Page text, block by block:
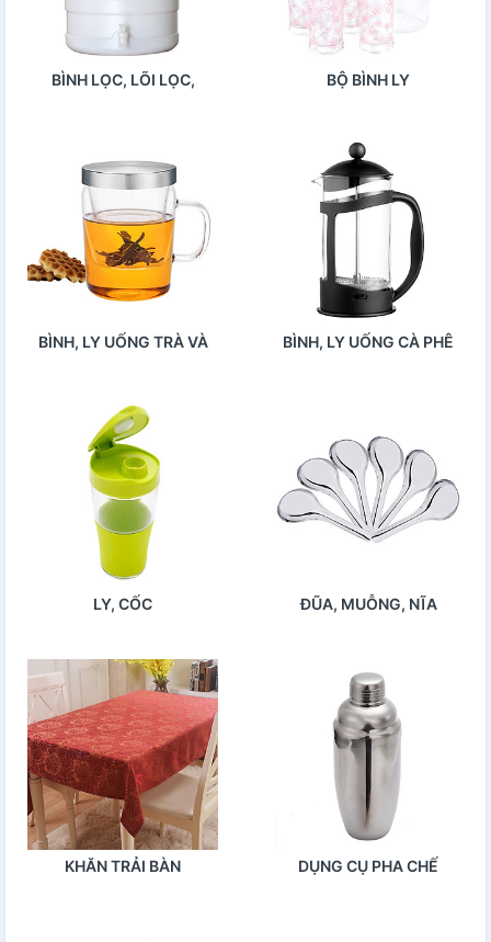
BÌNH LỌC, LÕI LỌC,
BỘ BÌNH LY
BÌNH, LY UỐNG TRÀ VÀ
BÌNH, LY UỐNG CÀ PHÊ
LY, CỐC ĐŨA, MUỖNG, NĨA
KHĂN TRẢI BÀN DỤNG CỤ PHA CHẾ